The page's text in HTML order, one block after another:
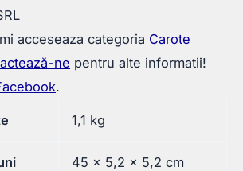
acceseaza categoria Carote
ne pentru alte informatii!
.
1,1 kg
45 × 5,2 × 5,2 cm